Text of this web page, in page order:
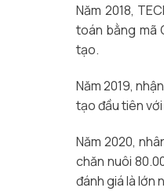
Năm 2018,
toán bằng mã
tạo.
Năm 2019,
tạo đầu tiên
Năm 2020,
chăn nuôi
đánh giá là lớn